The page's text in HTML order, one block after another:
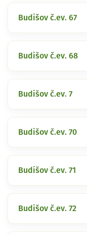
Budišov č.ev. 67
Budišov č.ev. 68
Budišov č.ev. 7
Budišov č.ev. 70
Budišov č.ev. 71
Budišov č.ev. 72